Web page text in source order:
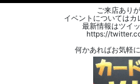
ご来店あり
イベントについてはカ
最新情報はツイ
https://
何かあればお気軽